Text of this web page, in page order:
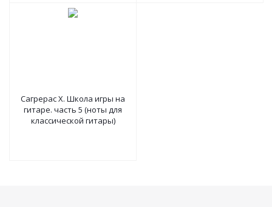
Сагрерас Х. Школа игры на
гитаре. часть 5 (ноты для
классической гитары)